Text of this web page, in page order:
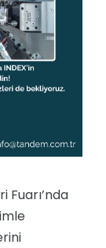
Fuarı’nda